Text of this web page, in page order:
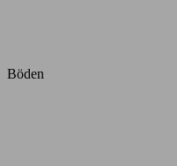
Böden